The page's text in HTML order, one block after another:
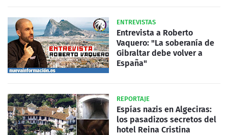
ENTREVISTAS
Entrevista a Roberto
Vaquero: "La soberanía de
Gibraltar debe volver a
España"
REPORTAJE
Espías nazis en Algeciras:
los pasadizos secretos del
hotel Reina Cristina